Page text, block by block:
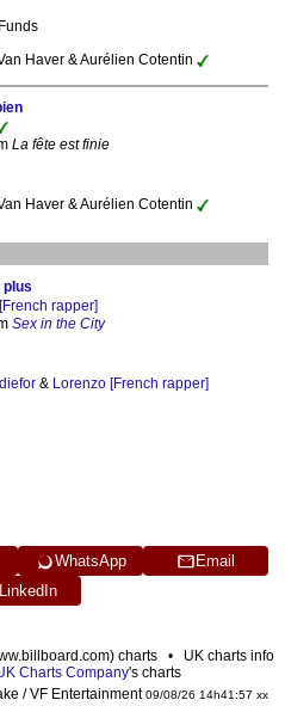
Haver & Aurélien Cotentin
La fête est finie
Haver & Aurélien Cotentin
plus
rapper]
Sex in the City
& Lorenzo [French rapper]
WhatsApp
Email
LinkedIn
charts • UK charts info
Charts Company's charts
/ VF Entertainment09/08/26 14h41:57 xx